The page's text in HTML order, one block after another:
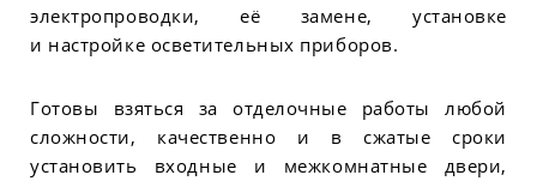
электропроводки, её замене, установке
и настройке осветительных приборов.
Готовы взяться за отделочные работы любой
сложности, качественно и в сжатые сроки
установить входные и межкомнатные двери,